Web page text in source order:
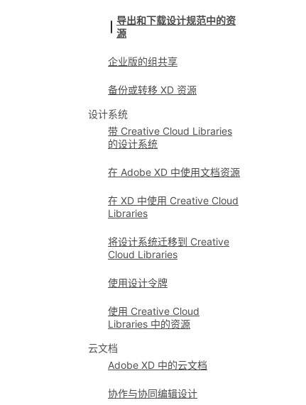
导出和下载设计规范中的资
源
企业版的组共享
备份或转移 XD 资源
设计系统
带 Creative Cloud Libraries
的设计系统
在 Adobe XD 中使用文档资源
在 XD 中使用 Creative Cloud
Libraries
将设计系统迁移到 Creative
Cloud Libraries
使用设计令牌
使用 Creative Cloud
Libraries 中的资源
云文档
Adobe XD 中的云文档
协作与协同编辑设计